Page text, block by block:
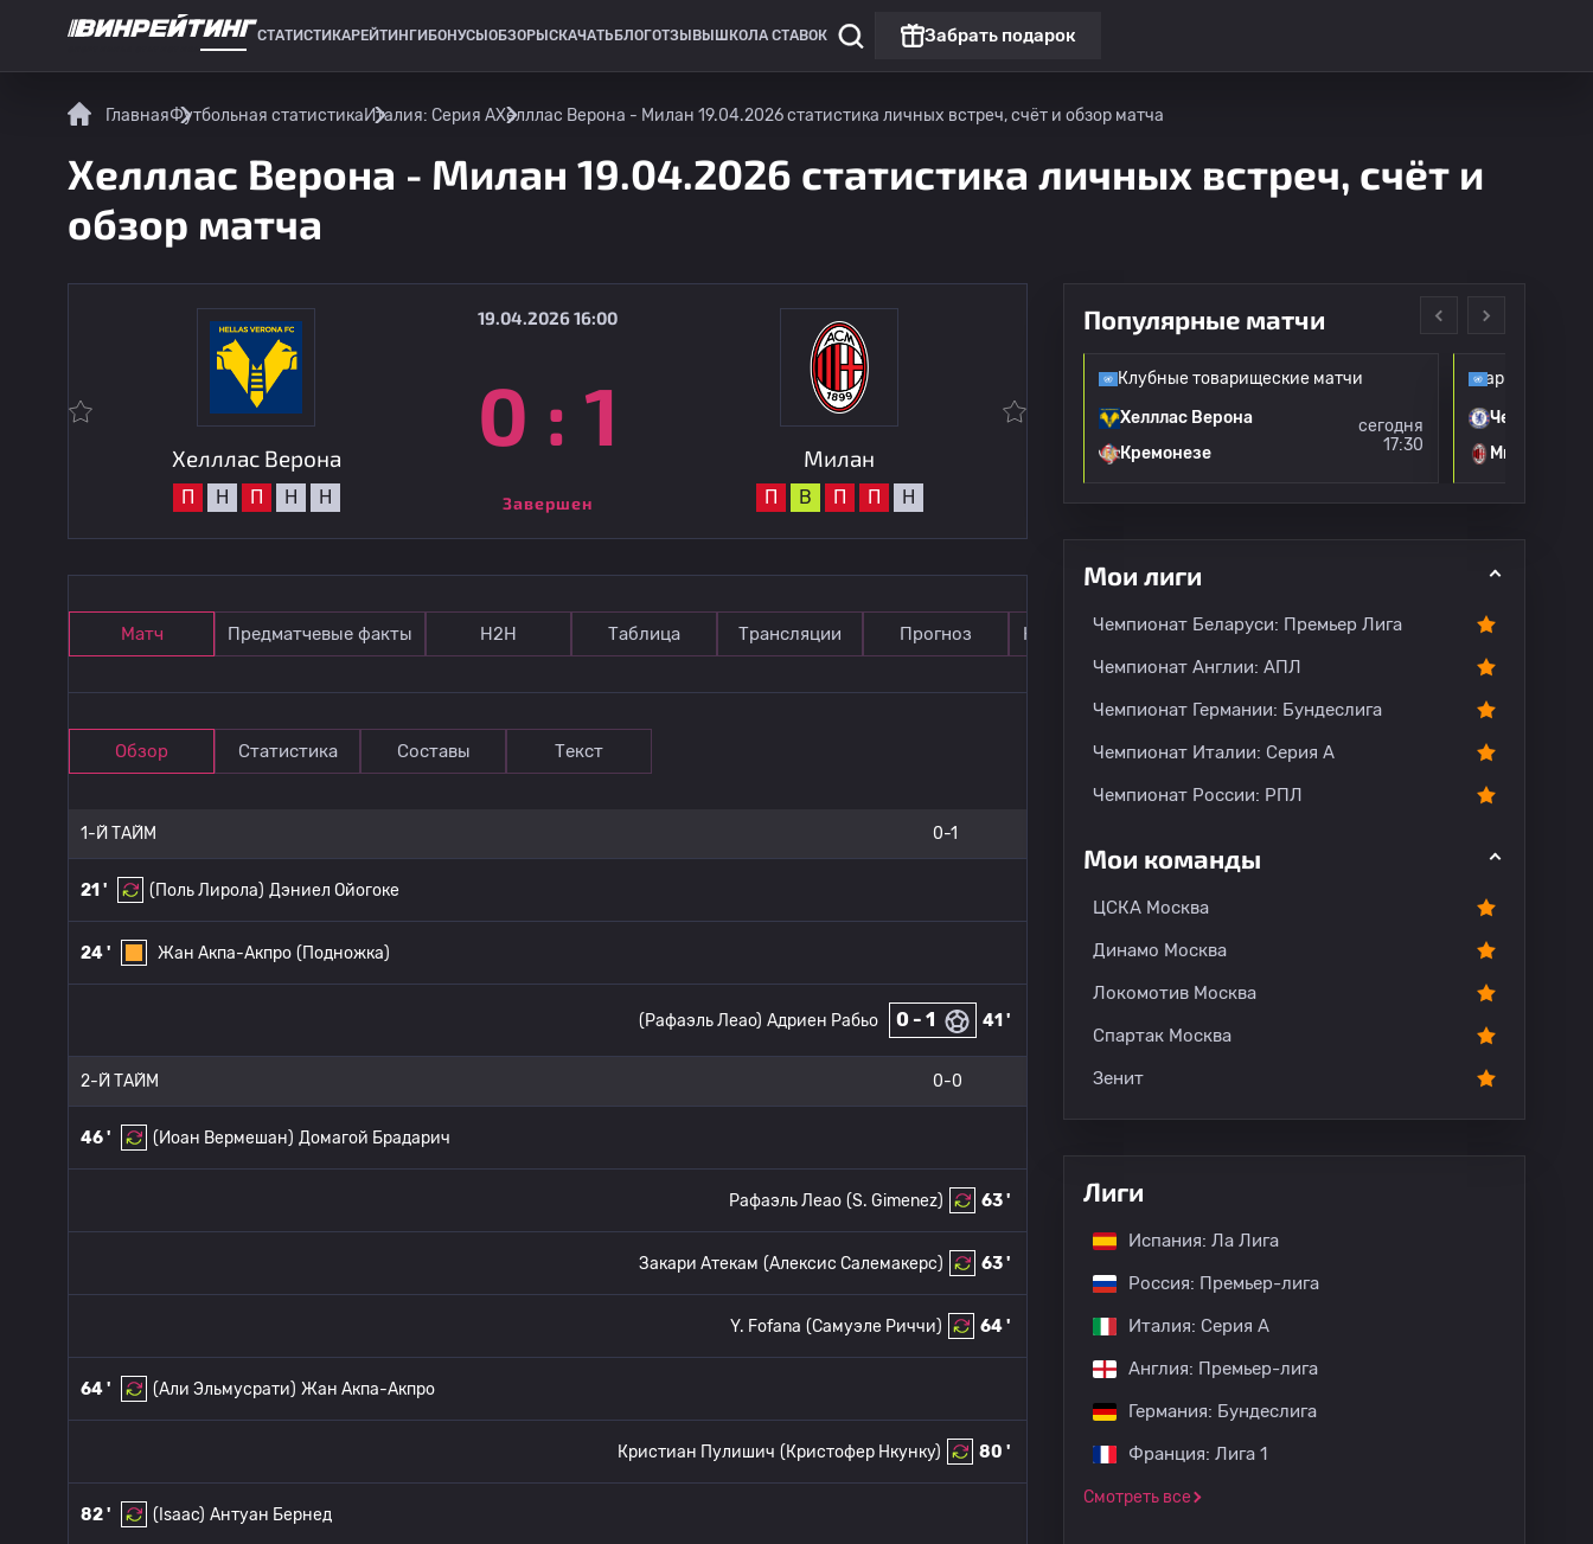
СТАТИСТИКАРЕЙТИНГИ БОНУСЫ ОБЗОРЫ СКАЧАТЬ БЛОГОТЗЫВЫ ШКОЛА СТАВОК Забрать подарок
ГлавнаяФутбольная статистикаИталия: Серия АХелллас Верона - Милан 19.04.2026 статистика личных встреч, счёт и обзор матча
Хелллас Верона - Милан 19.04.2026 статистика личных встреч, счёт и
обзор матча
Хелллас Верона
П Н П Н Н
19.04.2026 16:00
0 : 1
Завершен
Милан
П В П П Н
Матч Предматчевые факты Н2Н Таблица Трансляции Прогноз Комментарии
Обзор Статистика Составы Текст
1-Й ТАЙМ 0-1
21 ' (Поль Лирола) Дэниел Ойогоке
24 ' Жан Акпа-Акпро (Подножка)
41 '
0 - 1
Адриен Рабьо
(Рафаэль Леао)
2-Й ТАЙМ 0-0
46 ' (Иоан Вермешан) Домагой Брадарич
63 '
(S. Gimenez)
Рафаэль Леао
63 '
(Алексис Салемакерс)
Закари Атекам
64 '
(Самуэле Риччи)
Y. Fofana
64 ' (Али Эльмусрати) Жан Акпа-Акпро
80 '
(Кристофер Нкунку)
Кристиан Пулишич
82 ' (Isaac) Антуан Бернед
Популярные матчи
Клубные товарищеские матчи
08.08
Клубные товарищеские матчи
Хелллас Верона
Кремонезе
сегодня
17:30
Клубные товарищеские
Челси
Милан
Мои лиги
Чемпионат Беларуси: Премьер Лига
Чемпионат Англии: АПЛ
Чемпионат Германии: Бундеслига
Чемпионат Италии: Серия А
Чемпионат России: РПЛ
Мои команды
ЦСКА Москва
Динамо Москва
Локомотив Москва
Спартак Москва
Зенит
Лиги
Испания: Ла Лига
Россия: Премьер-лига
Италия: Серия А
Англия: Премьер-лига
Германия: Бундеслига
Франция: Лига 1
Смотреть все